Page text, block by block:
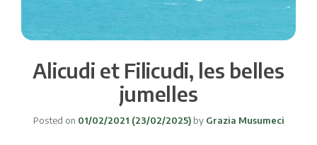
Alicudi et Filicudi, les belles
jumelles
Posted on 01/02/2021 (23/02/2025) byGrazia Musumeci